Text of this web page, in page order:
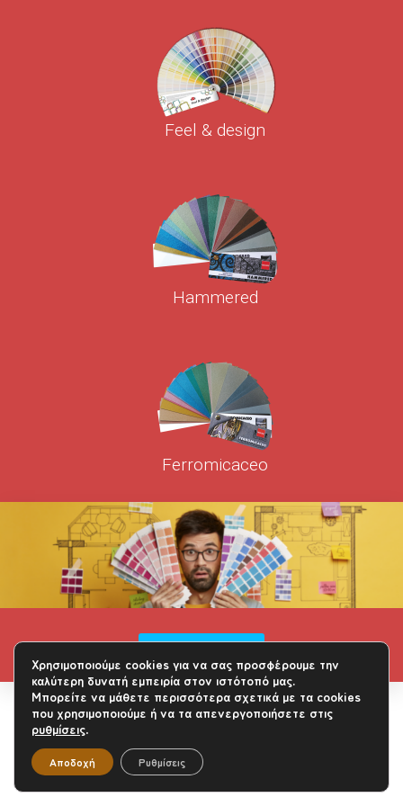
Feel & design
Hammered
Ferromicaceo
Χρησιμοποιούμε cookies για να σας προσφέρουμε την
καλύτερη δυνατή εμπειρία στον ιστότοπό μας.
Μπορείτε να μάθετε περισσότερα σχετικά με τα cookies
που χρησιμοποιούμε ή να τα απενεργοποιήσετε στις
ρυθμίσεις.
Αποδοχή Ρυθμίσεις